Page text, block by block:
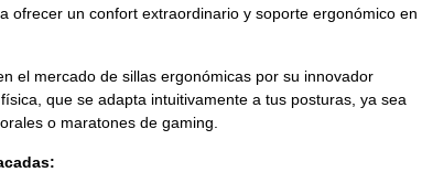
ofrecer un confort extraordinario y soporte ergonómico en
el mercado de sillas ergonómicas por su innovador
que se adapta intuitivamente a tus posturas, ya sea
o maratones de gaming.